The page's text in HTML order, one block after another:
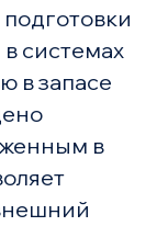
системах
в запасе
в